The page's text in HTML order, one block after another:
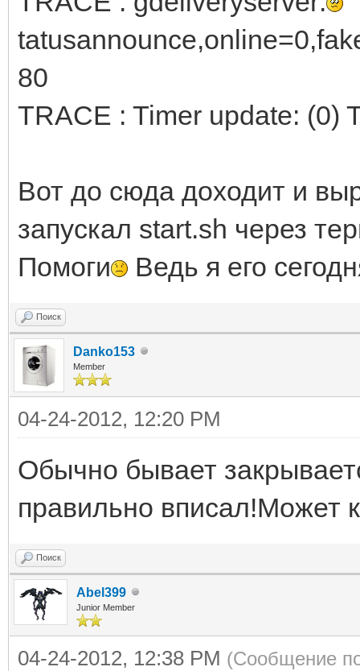
80
TRACE : Timer update: (0)
Вот до сюда доходит и
запускал start.sh через
Помоги
Ведь я его
Поиск
Danko153
Member
04-24-2012, 12:20 PM
Обычно бывает
правильно вписал!Может
Поиск
Abel399
Junior Member
04-24-2012, 12:38 PM (Сообщение